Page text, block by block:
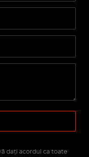
daţi acordul ca toate